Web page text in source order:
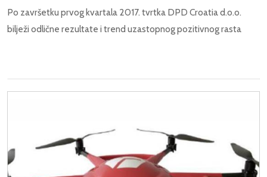
Po završetku prvog kvartala 2017. tvrtka DPD Croatia d.o.o.
bilježi odlične rezultate i trend uzastopnog pozitivnog rasta